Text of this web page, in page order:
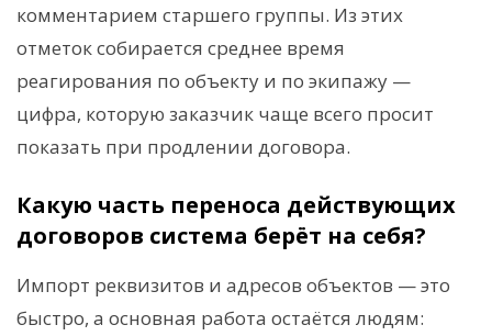
комментарием старшего группы. Из этих
отметок собирается среднее время
реагирования по объекту и по экипажу —
цифра, которую заказчик чаще всего просит
показать при продлении договора.
Какую часть переноса действующих
договоров система берёт на себя?
Импорт реквизитов и адресов объектов — это
быстро, а основная работа остаётся людям: